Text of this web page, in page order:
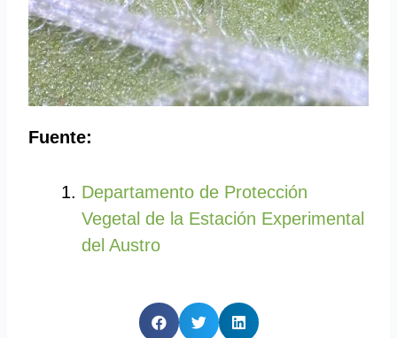
Fuente:
Departamento de Protección
Vegetal de la Estación Experimental
del Austro